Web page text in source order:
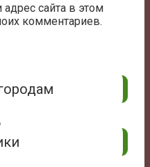
сайта в этом
комментариев.